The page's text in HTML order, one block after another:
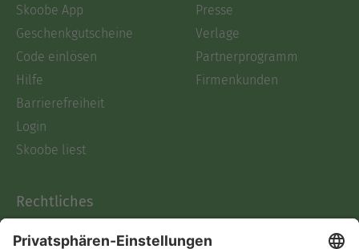
Skoobe App
Geschenkgutscheine
Code einlösen
Hilfe
Barrierefreiheit
Login
Skoobe liest
Presse
Verlage
Partnerprogramm
Firmenkunden
Rechtliches